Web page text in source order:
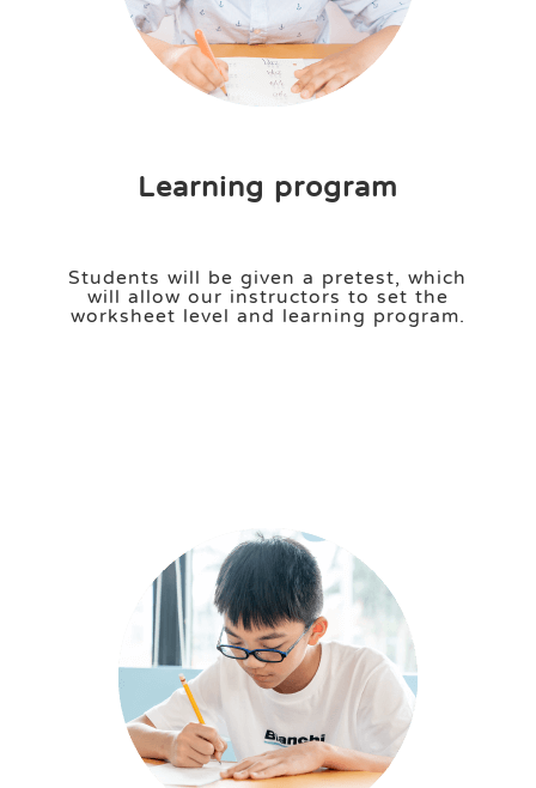
Learning program
Students will be given a pretest, which
will allow our instructors to set the
worksheet level and learning program.